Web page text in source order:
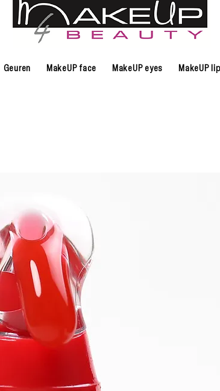
Geuren MakeUP face MakeUP eyes MakeUP